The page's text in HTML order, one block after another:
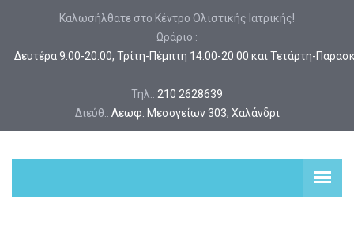
Καλωσήλθατε στο Κέντρο Ολιστικής Ιατρικής!
Ωράριο :
Δευτέρα 9:00-20:00, Τρίτη-Πέμπτη 14:00-20:00 και Τετάρτη-
Τηλ.: 210 2628639
Διεύθ.: Λεωφ. Μεσογείων 303, Χαλάνδρι